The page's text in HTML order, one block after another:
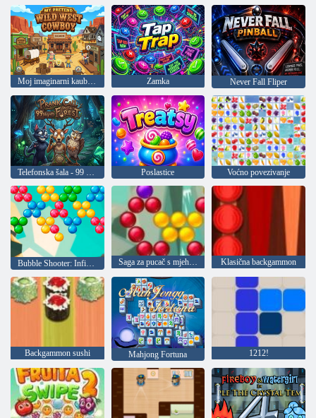
Moj imaginarni kauboj Divljeg zapada Zamka Never Fall Fliper
Telefonska šala - 99 noći u šumi Poslastice Voćno povezivanje
Saga za pucač s mjehurićima Klasična backgammon
Backgammon sushi Mahjong Fortuna 1212!